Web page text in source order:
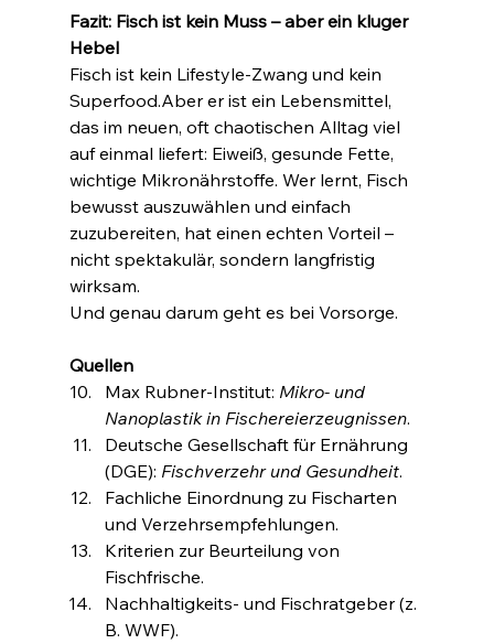
Fazit: Fisch ist kein Muss – aber ein kluger
Hebel
Fisch ist kein Lifestyle-Zwang und kein
Superfood.Aber er ist ein Lebensmittel,
das im neuen, oft chaotischen Alltag viel
auf einmal liefert: Eiweiß, gesunde Fette,
wichtige Mikronährstoffe. Wer lernt, Fisch
bewusst auszuwählen und einfach
zuzubereiten, hat einen echten Vorteil –
nicht spektakulär, sondern langfristig
wirksam.
Und genau darum geht es bei Vorsorge.
Quellen
Max Rubner-Institut: Mikro- und
Nanoplastik in Fischereierzeugnissen.
Deutsche Gesellschaft für Ernährung
(DGE): Fischverzehr und Gesundheit.
Fachliche Einordnung zu Fischarten
und Verzehrsempfehlungen.
Kriterien zur Beurteilung von
Fischfrische.
Nachhaltigkeits- und Fischratgeber (z.
B. WWF).